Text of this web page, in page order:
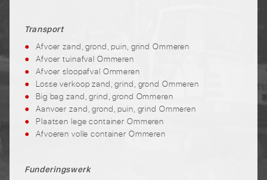
Transport
Afvoer zand, grond, puin, grind Ommeren
Afvoer tuinafval Ommeren
Afvoer sloopafval Ommeren
Losse verkoop zand, grind, grond Ommeren
Big bag zand, grind, grond Ommeren
Aanvoer zand, grond, puin, grind Ommeren
Plaatsen lege container Ommeren
Afvoeren volle container Ommeren
Funderingswerk